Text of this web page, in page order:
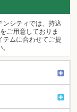
ンシティでは、持込
ご用意しておりま
ムに合わせてご提